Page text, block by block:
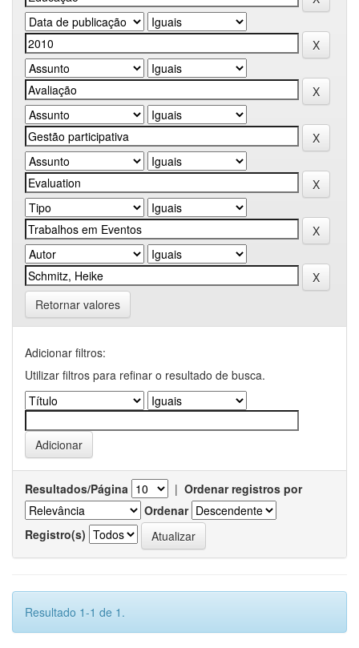
Retornar valores
Adicionar filtros:
Utilizar filtros para refinar o resultado de busca.
Resultados/Página | Ordenar registros por
Ordenar
Registro(s)
Resultado 1-1 de 1.